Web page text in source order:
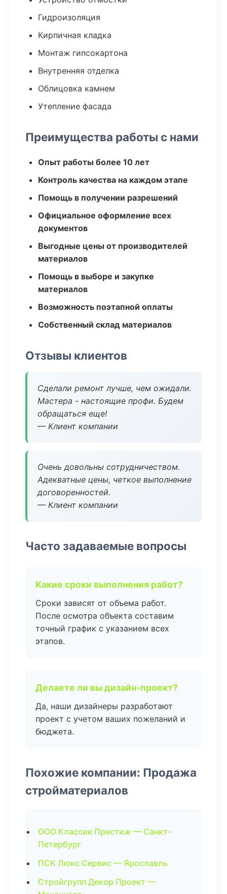
Гидроизоляция
Кирпичная кладка
Монтаж гипсокартона
Внутренняя отделка
Облицовка камнем
Утепление фасада
Преимущества работы с нами
Опыт работы более 10 лет
Контроль качества на каждом этапе
Помощь в получении разрешений
Официальное оформление всех
документов
Выгодные цены от производителей
материалов
Помощь в выборе и закупке
материалов
Возможность поэтапной оплаты
Собственный склад материалов
Отзывы клиентов
Сделали ремонт лучше, чем ожидали.
Мастера - настоящие профи. Будем
обращаться еще!
— Клиент компании
Очень довольны сотрудничеством.
Адекватные цены, четкое выполнение
договоренностей.
— Клиент компании
Часто задаваемые вопросы
Какие сроки выполнения работ?
Сроки зависят от объема работ.
После осмотра объекта составим
точный график с указанием всех
этапов.
Делаете ли вы дизайн-проект?
Да, наши дизайнеры разработают
проект с учетом ваших пожеланий и
бюджета.
Похожие компании: Продажа
стройматериалов
ООО Классик Престиж — Санкт-
Петербург
ПСК Люкс Сервис — Ярославль
Стройгрупп Декор Проект —